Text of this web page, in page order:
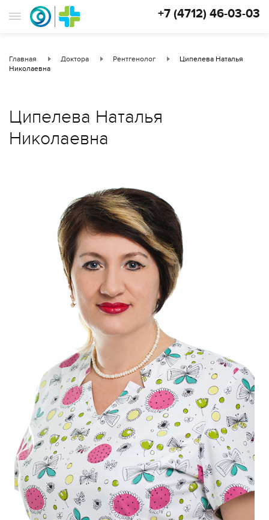
+7 (4712) 46-03-03
Главная Доктора Рентгенолог
Ципелева Наталья
Николаевна
Ципелева Наталья
Николаевна